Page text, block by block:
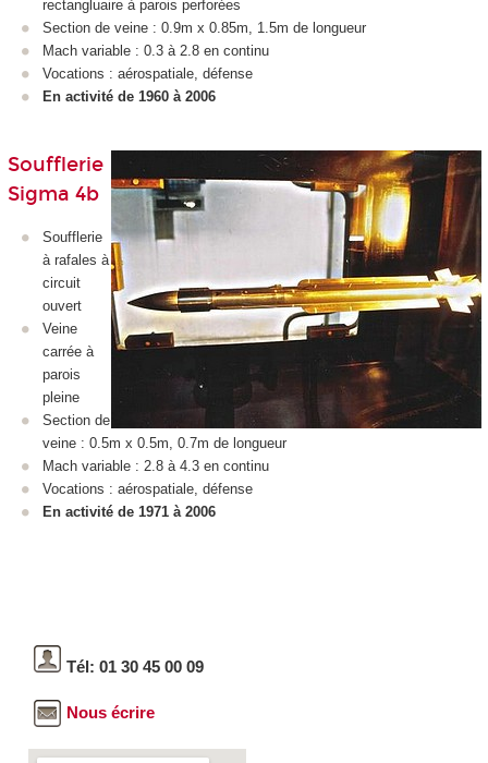
rectangluaire à parois perforées
Section de veine : 0.9m x 0.85m, 1.5m de longueur
Mach variable : 0.3 à 2.8 en continu
Vocations : aérospatiale, défense
En activité de 1960 à 2006
Soufflerie
Sigma 4b
Soufflerie
à rafales à
circuit
ouvert
Veine
carrée à
parois
pleine
Section de
veine : 0.5m x 0.5m, 0.7m de longueur
Mach variable : 2.8 à 4.3 en continu
Vocations : aérospatiale, défense
En activité de 1971 à 2006
Tél: 01 30 45 00 09
Nous écrire